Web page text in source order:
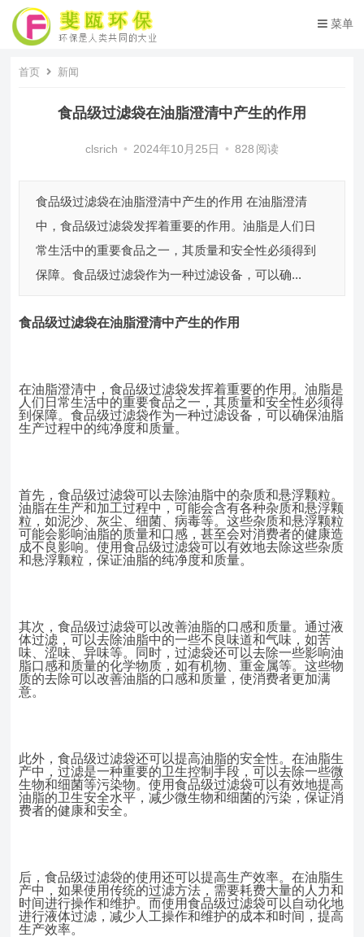
菜单
首页 新闻
食品级过滤袋在油脂澄清中产生的作用
clsrich • 2024年10月25日 • 828 阅读
食品级过滤袋在油脂澄清中产生的作用 在油脂澄清
中，食品级过滤袋发挥着重要的作用。油脂是人们日
常生活中的重要食品之一，其质量和安全性必须得到
保障。食品级过滤袋作为一种过滤设备，可以确...
食品级过滤袋在油脂澄清中产生的作用
在油脂澄清中，食品级过滤袋发挥着重要的作用。油脂是
人们日常生活中的重要食品之一，其质量和安全性必须得
到保障。食品级过滤袋作为一种过滤设备，可以确保油脂
生产过程中的纯净度和质量。
首先，食品级过滤袋可以去除油脂中的杂质和悬浮颗粒。
油脂在生产和加工过程中，可能会含有各种杂质和悬浮颗
粒，如泥沙、灰尘、细菌、病毒等。这些杂质和悬浮颗粒
可能会影响油脂的质量和口感，甚至会对消费者的健康造
成不良影响。使用食品级过滤袋可以有效地去除这些杂质
和悬浮颗粒，保证油脂的纯净度和质量。
其次，食品级过滤袋可以改善油脂的口感和质量。通过液
体过滤，可以去除油脂中的一些不良味道和气味，如苦
味、涩味、异味等。同时，过滤袋还可以去除一些影响油
脂口感和质量的化学物质，如有机物、重金属等。这些物
质的去除可以改善油脂的口感和质量，使消费者更加满
意。
此外，食品级过滤袋还可以提高油脂的安全性。在油脂生
产中，过滤是一种重要的卫生控制手段，可以去除一些微
生物和细菌等污染物。使用食品级过滤袋可以有效地提高
油脂的卫生安全水平，减少微生物和细菌的污染，保证消
费者的健康和安全。
后，食品级过滤袋的使用还可以提高生产效率。在油脂生
产中，如果使用传统的过滤方法，需要耗费大量的人力和
时间进行操作和维护。而使用食品级过滤袋可以自动化地
进行液体过滤，减少人工操作和维护的成本和时间，提高
生产效率。